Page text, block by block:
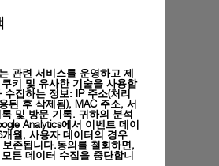
관련 서비스를 운영하고 제
키 및 유사한 기술을 사용합
수집하는 정보: IP 주소(처리
된 후 삭제됨), MAC 주소, 서
및 방문 기록. 귀하의 분석
Analytics에서 이벤트 데이
월, 사용자 데이터의 경우
존됩니다.동의를 철회하면,
든 데이터 수집을 중단합니